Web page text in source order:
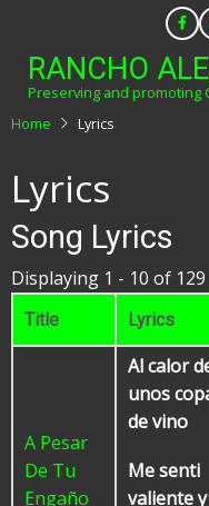
main
content
RANCHO
Preserving and promoting
Home
Lyrics
Lyrics
Song Lyrics
Displaying 1 - 10 of 129
Title Lyrics
A Pesar
De Tu
Engaño
Al calor
unos
de vino
Me senti
valiente